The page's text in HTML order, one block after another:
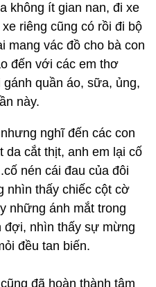
không ít gian nan, đi xe
riêng cũng có rồi đi bộ
mang vác đồ cho bà con
đến với các em thơ
quần áo, sữa, ủng,
này.
nghĩ đến các con
da cắt thịt, anh em lại cố
nén cái đau của đôi
nhìn thấy chiếc cột cờ
những ánh mắt trong
đợi, nhìn thấy sự mừng
đều tan biến.
đã hoàn thành tâm